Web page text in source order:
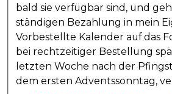
bald sie ver­füg­bar sind, und
stän­di­gen Be­zah­lung in mein
Vor­be­stell­te Ka­len­der auf das
bei recht­zei­ti­ger Be­stel­lung
letz­ten Wo­che nach der
dem er­sten Ad­vents­sonn­tag,